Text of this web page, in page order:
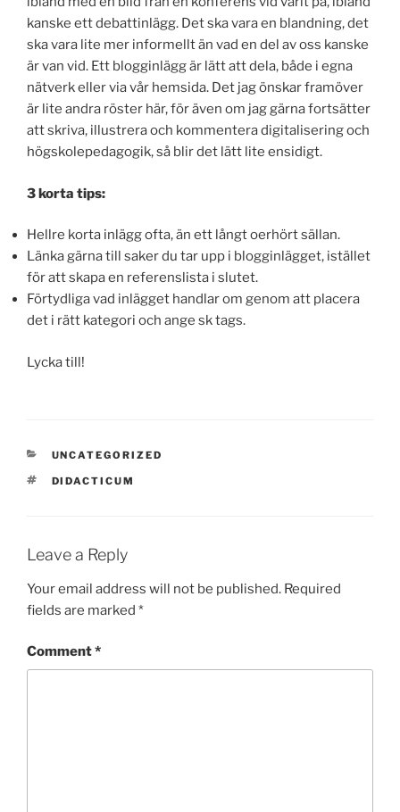
kanske ett debattinlägg. Det ska vara en blandning, det
ska vara lite mer informellt än vad en del av oss kanske
är van vid. Ett blogginlägg är lätt att dela, både i egna
nätverk eller via vår hemsida. Det jag önskar framöver
är lite andra röster här, för även om jag gärna fortsätter
att skriva, illustrera och kommentera digitalisering och
högskolepedagogik, så blir det lätt lite ensidigt.
3 korta tips:
Hellre korta inlägg ofta, än ett långt oerhört sällan.
Länka gärna till saker du tar upp i blogginlägget, istället
för att skapa en referenslista i slutet.
Förtydliga vad inlägget handlar om genom att placera
det i rätt kategori och ange sk tags.
Lycka till!
CATEGORIES
UNCATEGORIZED
TAGS
DIDACTICUM
Leave a Reply
Your email address will not be published. Required
fields are marked *
Comment*